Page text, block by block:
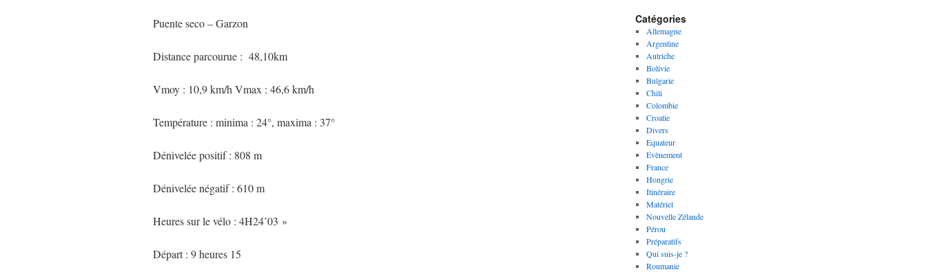
Puente seco – Garzon
Distance parcourue : 48,10km
Vmoy : 10,9 km/h Vmax : 46,6 km/h
Température : minima : 24°, maxima : 37°
Dénivelée positif : 808 m
Dénivelée négatif : 610 m
Heures sur le vélo : 4H24’03 »
Départ : 9 heures 15
Catégories
Allemagne
Argentine
Autriche
Bolivie
Bulgarie
Chili
Colombie
Croatie
Divers
Equateur
Evènement
France
Hongrie
Itinéraire
Matériel
Nouvelle Zélande
Pérou
Préparatifs
Qui suis-je ?
Roumanie